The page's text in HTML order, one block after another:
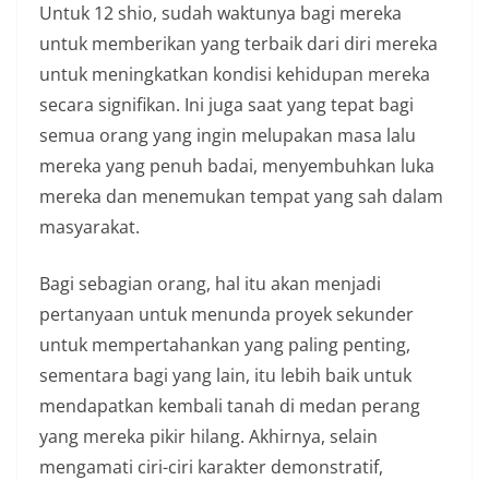
Untuk 12 shio, sudah waktunya bagi mereka
untuk memberikan yang terbaik dari diri mereka
untuk meningkatkan kondisi kehidupan mereka
secara signifikan. Ini juga saat yang tepat bagi
semua orang yang ingin melupakan masa lalu
mereka yang penuh badai, menyembuhkan luka
mereka dan menemukan tempat yang sah dalam
masyarakat.
Bagi sebagian orang, hal itu akan menjadi
pertanyaan untuk menunda proyek sekunder
untuk mempertahankan yang paling penting,
sementara bagi yang lain, itu lebih baik untuk
mendapatkan kembali tanah di medan perang
yang mereka pikir hilang. Akhirnya, selain
mengamati ciri-ciri karakter demonstratif,